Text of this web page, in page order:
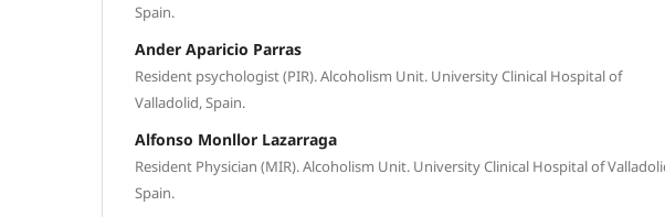
Spain.
Ander Aparicio Parras
Resident psychologist (PIR). Alcoholism Unit. University Clinical Hospital of
Valladolid, Spain.
Alfonso Monllor Lazarraga
Resident Physician (MIR). Alcoholism Unit. University Clinical Hospital of
Spain.